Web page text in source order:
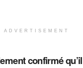
ADVERTISEMENT
confirmé